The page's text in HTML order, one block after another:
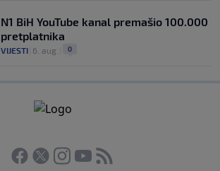
N1 BiH YouTube kanal premašio 100.000
pretplatnika
VIJESTI 6. aug. 0